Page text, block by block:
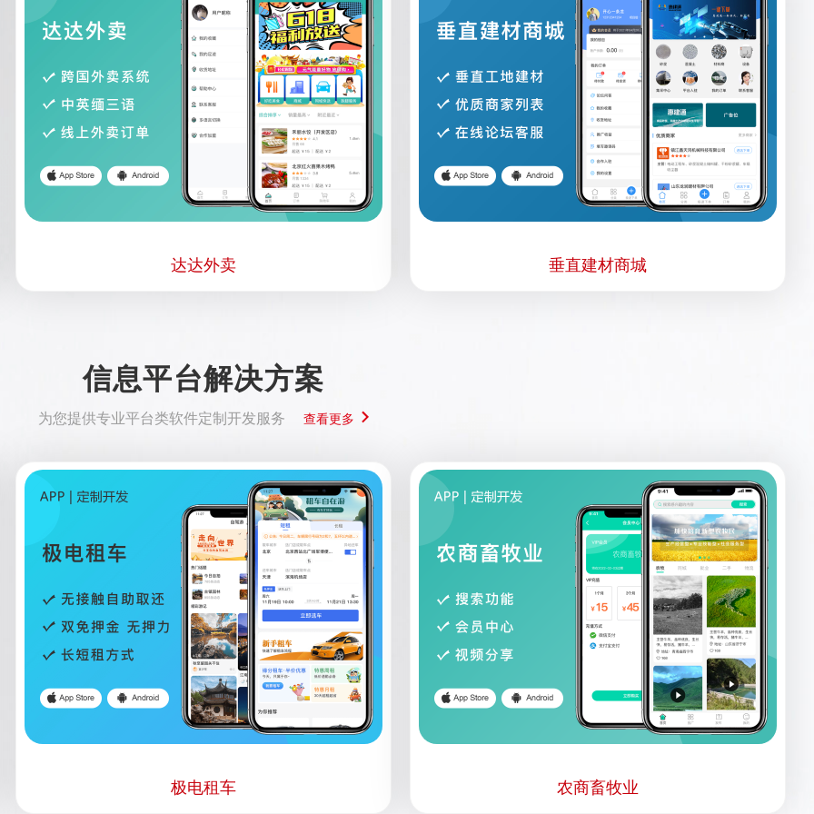
达达外卖 垂直建材商城
信息平台解决方案
为您提供专业平台类软件定制开发服务 查看更多
极电租车 农商畜牧业